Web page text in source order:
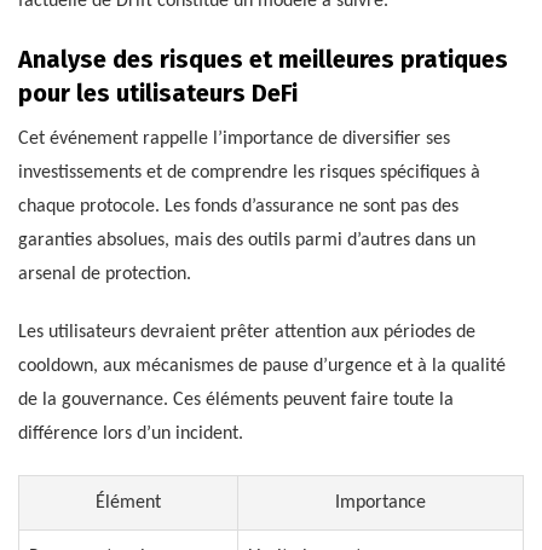
Analyse des risques et meilleures pratiques
pour les utilisateurs DeFi
Cet événement rappelle l’importance de diversifier ses
investissements et de comprendre les risques spécifiques à
chaque protocole. Les fonds d’assurance ne sont pas des
garanties absolues, mais des outils parmi d’autres dans un
arsenal de protection.
Les utilisateurs devraient prêter attention aux périodes de
cooldown, aux mécanismes de pause d’urgence et à la qualité
de la gouvernance. Ces éléments peuvent faire toute la
différence lors d’un incident.
Élément Importance